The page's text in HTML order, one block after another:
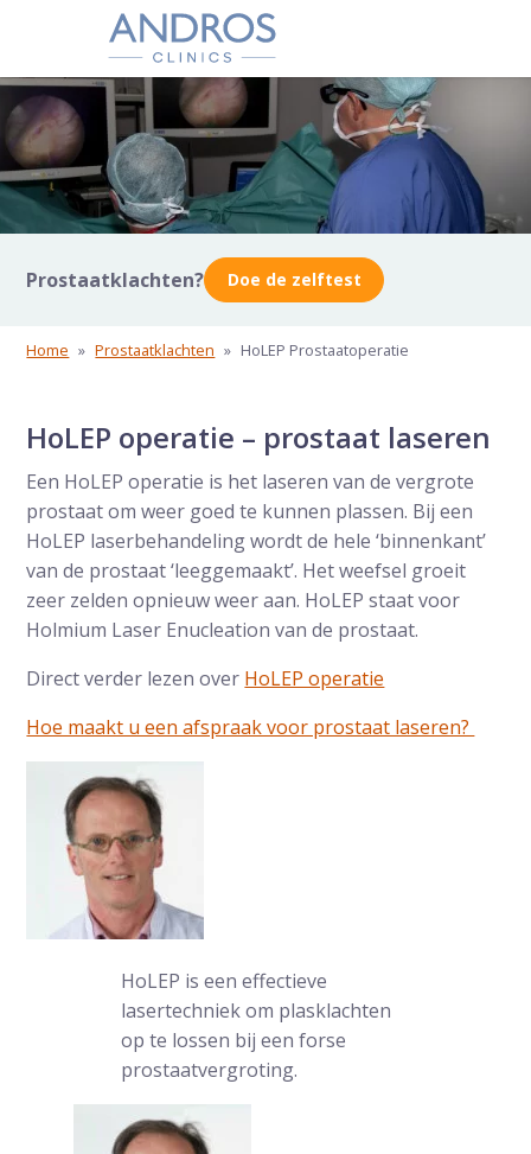
Navigatie overslaan
Prostaatklachten? Doe de zelftest
Home » Prostaatklachten » HoLEP Prostaatoperatie
HoLEP operatie – prostaat laseren
Een HoLEP operatie is het laseren van de vergrote
prostaat om weer goed te kunnen plassen. Bij een
HoLEP laserbehandeling wordt de hele ‘binnenkant’
van de prostaat ‘leeggemaakt’. Het weefsel groeit
zeer zelden opnieuw weer aan. HoLEP staat voor
Holmium Laser Enucleation van de prostaat.
Direct verder lezen over HoLEP operatie
Hoe maakt u een afspraak voor prostaat laseren?
HoLEP is een effectieve
lasertechniek om plasklachten
op te lossen bij een forse
prostaatvergroting.